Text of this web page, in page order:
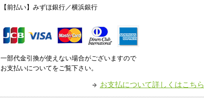
【前払い】みずほ銀行／横浜銀行
一部代金引換が使えない場合がございますので
お支払いについてをご覧下さい。
お支払について詳しくはこちら